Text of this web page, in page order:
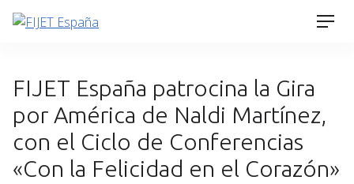
Skip
FIJET España patrocina la Gira
por América de Naldi Martínez,
con el Ciclo de Conferencias
«Con la Felicidad en el Corazón»